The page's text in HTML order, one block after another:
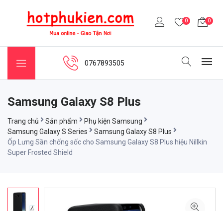
0 0
0767893505
Samsung Galaxy S8 Plus
Trang chủ Sản phẩm
Phụ kiện Samsung
Samsung Galaxy S Series
Samsung Galaxy S8 Plus
Ốp Lưng Sần chống sốc cho Samsung Galaxy S8 Plus hiệu Nillkin
Super Frosted Shield